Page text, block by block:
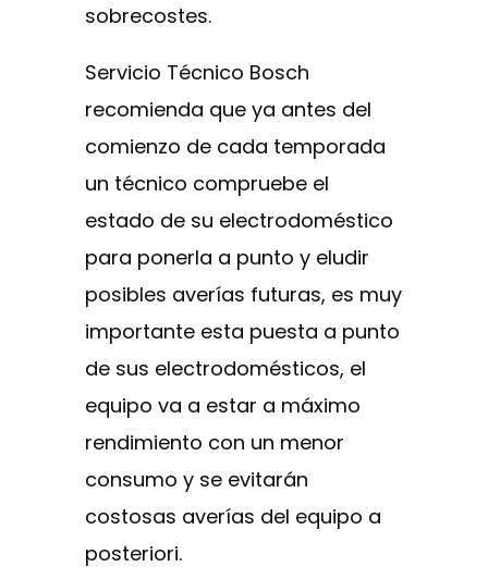
sobrecostes.
Servicio Técnico Bosch
recomienda que ya antes del
comienzo de cada temporada
un técnico compruebe el
estado de su electrodoméstico
para ponerla a punto y eludir
posibles averías futuras, es muy
importante esta puesta a punto
de sus electrodomésticos, el
equipo va a estar a máximo
rendimiento con un menor
consumo y se evitarán
costosas averías del equipo a
posteriori.